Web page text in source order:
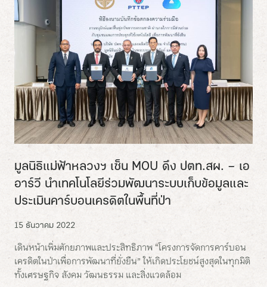
มูลนิธิแม่ฟ้าหลวงฯ เซ็น MOU ดึง ปตท.สผ. – เอ
อาร์วี นำเทคโนโลยีร่วมพัฒนาระบบเก็บข้อมูลและ
ประเมินคาร์บอนเครดิตในพื้นที่ป่า
15 ธันวาคม 2022
เดินหน้าเพิ่มศักยภาพและประสิทธิภาพ “โครงการจัดการคาร์บอน
เครดิตในป่าเพื่อการพัฒนาที่ยั่งยืน” ให้เกิดประโยชน์สูงสุดในทุกมิติ
ทั้งเศรษฐกิจ สังคม วัฒนธรรม และสิ่งแวดล้อม